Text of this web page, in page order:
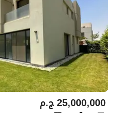
ج.م25,000,000